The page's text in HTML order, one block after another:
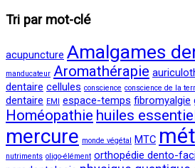
Tri par mot-clé
acupuncture Amalgames
manducateur Aromathérapie
dentaire cellules conscience conscience de la
dentaire EMI espace-temps fibromyalgie
Homéopathie huiles
mercure monde végétal MTC
nutriments oligo-élément orthopédie dento-